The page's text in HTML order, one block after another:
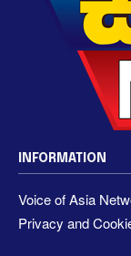
INFORMATION
Voice of Asia
Privacy and